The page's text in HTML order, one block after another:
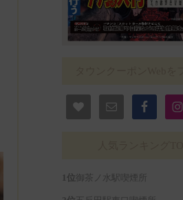
御茶ノ水駅喫煙所